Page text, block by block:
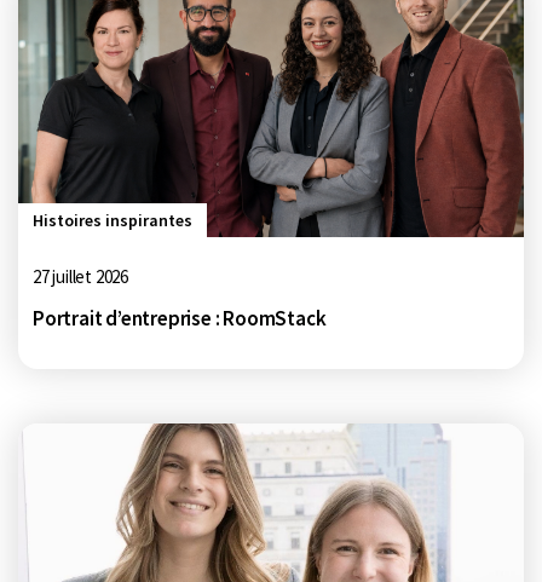
Histoires inspirantes
27 juillet 2026
Portrait d’entreprise : RoomStack